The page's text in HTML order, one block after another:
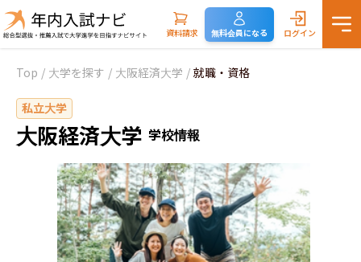
資料請求 無料会員になる ログイン
Top / 大学を探す / 大阪経済大学 / 就職・資格
私立大学
大阪経済大学 学校情報